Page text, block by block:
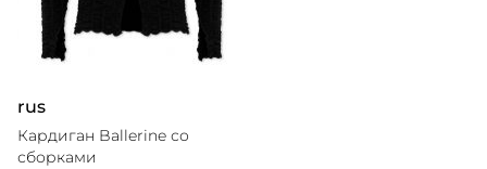
rus
Кардиган Ballerine со
сборками